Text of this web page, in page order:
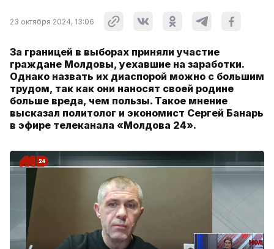
23 октября 2024, 13:06
За границей в выборах приняли участие
граждане Молдовы, уехавшие на заработки.
Однако назвать их диаспорой можно с большим
трудом, так как они наносят своей родине
больше вреда, чем пользы. Такое мнение
высказал политолог и экономист Сергей Банарь
в эфире телеканала «Молдова 24».